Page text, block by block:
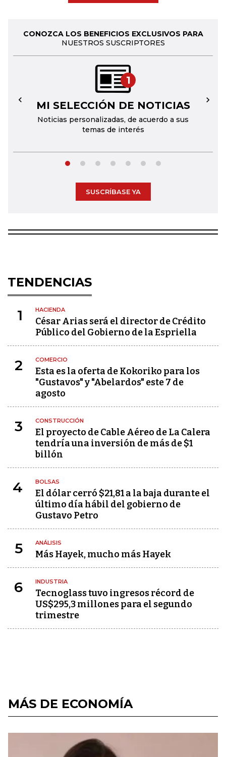
CONOZCA LOS BENEFICIOS EXCLUSIVOS PARA
NUESTROS SUSCRIPTORES
1
MI SELECCIÓN DE NOTICIAS
Noticias personalizadas, de acuerdo a sus
temas de interés
← →
SUSCRÍBASE YA
TENDENCIAS
1 HACIENDA
César Arias será el director de Crédito
Público del Gobierno de la Espriella
2 COMERCIO
Esta es la oferta de Kokoriko para los
"Gustavos" y "Abelardos" este 7 de
agosto
3 CONSTRUCCIÓN
El proyecto de Cable Aéreo de La Calera
tendría una inversión de más de $1
billón
4 BOLSAS
El dólar cerró $21,81 a la baja durante el
último día hábil del gobierno de
Gustavo Petro
5 ANÁLISIS
Más Hayek, mucho más Hayek
6 INDUSTRIA
Tecnoglass tuvo ingresos récord de
US$295,3 millones para el segundo
trimestre
MÁS DE ECONOMÍA